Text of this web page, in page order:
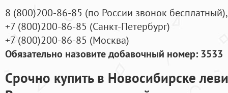
8 (800)200-86-85 (по России звонок бесплатный),
+7 (800)200-86-85 (Санкт-Петербург)
+7 (800)200-86-85 (Москва)
Обязательно назовите добавочный номер: 3533
Срочно купить в Новосибирске